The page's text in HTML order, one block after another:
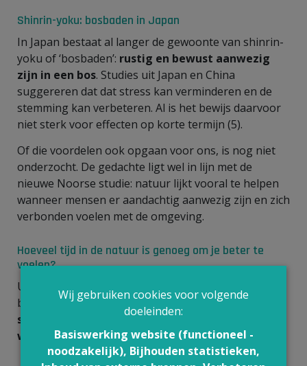
Shinrin-yoku: bosbaden in Japan
In Japan bestaat al langer de gewoonte van shinrin-
yoku of ‘bosbaden’: rustig en bewust aanwezig
zijn in een bos. Studies uit Japan en China
suggereren dat dat stress kan verminderen en de
stemming kan verbeteren. Al is het bewijs daarvoor
niet sterk voor effecten op korte termijn (5).
Of die voordelen ook opgaan voor ons, is nog niet
onderzocht. De gedachte ligt wel in lijn met de
nieuwe Noorse studie: natuur lijkt vooral te helpen
wanneer mensen er aandachtig aanwezig zijn en zich
verbonden voelen met de omgeving.
Hoeveel tijd in de natuur is genoeg om je beter te
voelen?
Uit een grote Britse studie bij bijna 20.000 mensen
blijkt datongeveer 2 uur per week in de natuur
samenhangt met betere gezondheid en meer
welzijn(6).
Dat kan bijvoorbeeld 4 keer een halfuur
Wij gebruiken cookies voor volgende
doeleinden:
Basiswerking website (functioneel -
noodzakelijk), Bijhouden statistieken,